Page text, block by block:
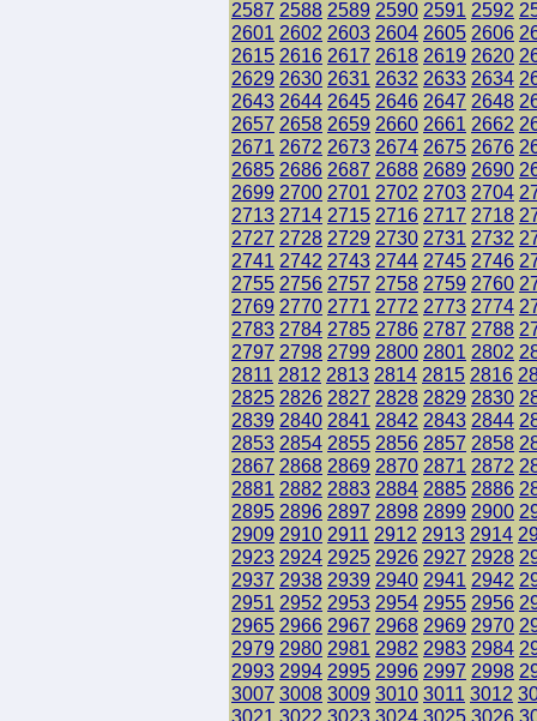
2587 2588 2589 2590 2591 2592
2601 2602 2603 2604 2605 2606
2615 2616 2617 2618 2619 2620
2629 2630 2631 2632 2633 2634
2643 2644 2645 2646 2647 2648
2657 2658 2659 2660 2661 2662
2671 2672 2673 2674 2675 2676
2685 2686 2687 2688 2689 2690
2699 2700 2701 2702 2703 2704
2713 2714 2715 2716 2717 2718
2727 2728 2729 2730 2731 2732
2741 2742 2743 2744 2745 2746
2755 2756 2757 2758 2759 2760
2769 2770 2771 2772 2773 2774
2783 2784 2785 2786 2787 2788
2797 2798 2799 2800 2801 2802
2811 2812 2813 2814 2815 2816
2825 2826 2827 2828 2829 2830
2839 2840 2841 2842 2843 2844
2853 2854 2855 2856 2857 2858
2867 2868 2869 2870 2871 2872
2881 2882 2883 2884 2885 2886
2895 2896 2897 2898 2899 2900
2909 2910 2911 2912 2913 2914
2923 2924 2925 2926 2927 2928
2937 2938 2939 2940 2941 2942
2951 2952 2953 2954 2955 2956
2965 2966 2967 2968 2969 2970
2979 2980 2981 2982 2983 2984
2993 2994 2995 2996 2997 2998
3007 3008 3009 3010 3011 3012
3021 3022 3023 3024 3025 3026